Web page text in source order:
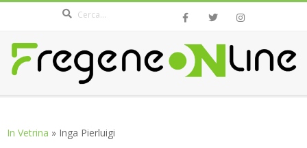
content
FREGENEONLINE.COM
Menu
In Vetrina » Inga Pierluigi